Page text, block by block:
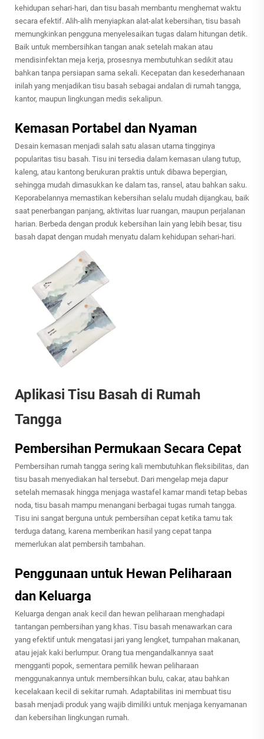
kehidupan sehari-hari, dan tisu basah membantu menghemat waktu
secara efektif. Alih-alih menyiapkan alat-alat kebersihan, tisu basah
memungkinkan pengguna menyelesaikan tugas dalam hitungan detik.
Baik untuk membersihkan tangan anak setelah makan atau
mendisinfektan meja kerja, prosesnya membutuhkan sedikit atau
bahkan tanpa persiapan sama sekali. Kecepatan dan kesederhanaan
inilah yang menjadikan tisu basah sebagai andalan di rumah tangga,
kantor, maupun lingkungan medis sekalipun.
Kemasan Portabel dan Nyaman
Desain kemasan menjadi salah satu alasan utama tingginya
popularitas tisu basah. Tisu ini tersedia dalam kemasan ulang tutup,
kaleng, atau kantong berukuran praktis untuk dibawa bepergian,
sehingga mudah dimasukkan ke dalam tas, ransel, atau bahkan saku.
Keporabelannya memastikan kebersihan selalu mudah dijangkau, baik
saat penerbangan panjang, aktivitas luar ruangan, maupun perjalanan
harian. Berbeda dengan produk kebersihan lain yang lebih besar, tisu
basah dapat dengan mudah menyatu dalam kehidupan sehari-hari.
Aplikasi Tisu Basah di Rumah
Tangga
Pembersihan Permukaan Secara Cepat
Pembersihan rumah tangga sering kali membutuhkan fleksibilitas, dan
tisu basah menyediakan hal tersebut. Dari mengelap meja dapur
setelah memasak hingga menjaga wastafel kamar mandi tetap bebas
noda, tisu basah mampu menangani berbagai tugas rumah tangga.
Tisu ini sangat berguna untuk pembersihan cepat ketika tamu tak
terduga datang, karena memberikan hasil yang cepat tanpa
memerlukan alat pembersih tambahan.
Penggunaan untuk Hewan Peliharaan
dan Keluarga
Keluarga dengan anak kecil dan hewan peliharaan menghadapi
tantangan pembersihan yang khas. Tisu basah menawarkan cara
yang efektif untuk mengatasi jari yang lengket, tumpahan makanan,
atau jejak kaki berlumpur. Orang tua mengandalkannya saat
mengganti popok, sementara pemilik hewan peliharaan
menggunakannya untuk membersihkan bulu, cakar, atau bahkan
kecelakaan kecil di sekitar rumah. Adaptabilitas ini membuat tisu
basah menjadi produk yang wajib dimiliki untuk menjaga kenyamanan
dan kebersihan lingkungan rumah.